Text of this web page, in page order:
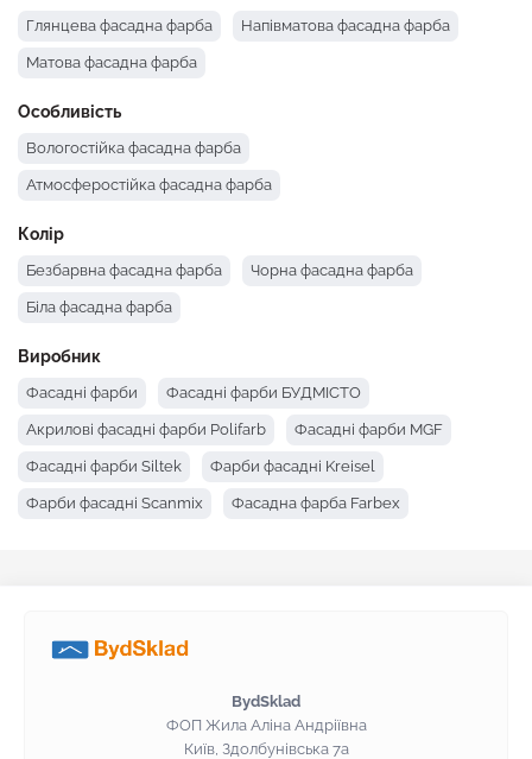
Глянцева фасадна фарба Напівматова фасадна фарба
Матова фасадна фарба
Особливість
Вологостійка фасадна фарба
Атмосферостійка фасадна фарба
Колір
Безбарвна фасадна фарба Чорна фасадна фарба
Біла фасадна фарба
Виробник
Фасадні фарби Фасадні фарби БУДМІСТО
Акрилові фасадні фарби Polifarb Фасадні фарби MGF
Фасадні фарби Siltek Фарби фасадні Kreisel
Фарби фасадні Scanmix Фасадна фарба Farbex
BydSklad
ФОП Жила Аліна Андріївна
Київ, Здолбунівська 7а